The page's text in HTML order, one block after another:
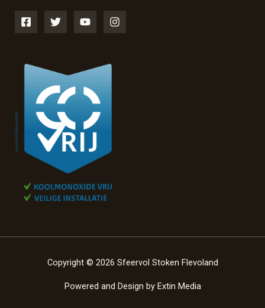
Copyright © 2026 Sfeervol Stoken Flevoland
Powered and Design by Extin Media